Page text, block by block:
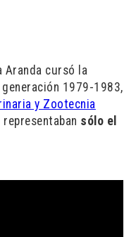
Aranda cursó la
1979-1983,
y Zootecnia
sólo el